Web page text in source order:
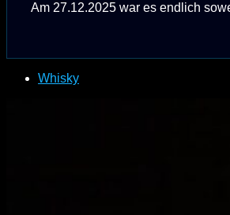
Am 27.12.2025 war es endlich
Whisky